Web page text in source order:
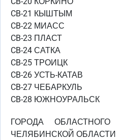
CB-21 КЫШТЫМ
CB-22 МИАСС
CB-23 ПЛАСТ
CB-24 САТКА
CB-25 ТРОИЦК
CB-26 УСТЬ-КАТАВ
CB-27 ЧЕБАРКУЛЬ
CB-28 ЮЖНОУРАЛЬСК
ГОРОДА ОБЛАСТНОГО
ЧЕЛЯБИНСКОЙ ОБЛАСТИ